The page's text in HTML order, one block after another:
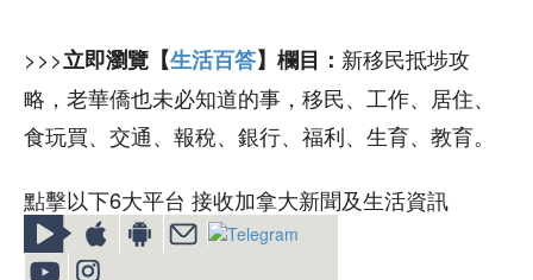
>>>立即瀏覽【生活百答】欄目： 新移民抵埗攻
略，老華僑也未必知道的事，移民、工作、居住、
食玩買、交通、報稅、銀行、福利、生育、教育。
點擊以下6大平台 接收加拿大新聞及生活資訊